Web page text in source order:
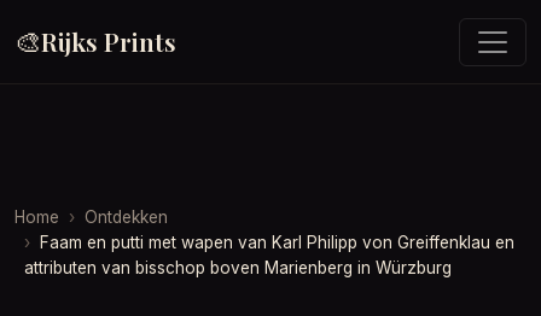
🎨Rijks Prints
Home
Ontdekken
Faam en putti met wapen van Karl Philipp von Greiffenklau en
attributen van bisschop boven Marienberg in Würzburg